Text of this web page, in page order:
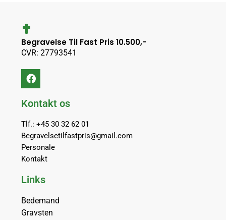
Begravelse Til Fast Pris 10.500,-
CVR: 27793541
Kontakt os
Tlf.: +45 30 32 62 01
Begravelsetilfastpris@gmail.com
Personale
Kontakt
Links
Bedemand
Gravsten